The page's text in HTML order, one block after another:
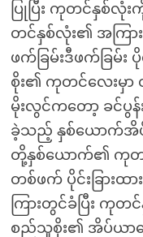
ပြုပြီး ကုတင်နှစ်လုံ
တင်နှစ်လုံး၏ အကြာ
ဖက်ခြမ်းဒီဖက်ခြမ်း
စိုး၏ ကုတင်လေးမှာ
မိုးလွင်ကတော့ ခင်
ခဲ့သည့် နှစ်ယောက်အိ
တို့နှစ်ယောက်၏ ကုတ
တစ်ဖက် ပိုင်းခြားထ
ကြားတွင်ခံပြီး ကု
စည်သူစိုး၏ အိပ်ယာလေ